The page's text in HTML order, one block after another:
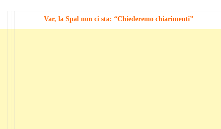
Var, la Spal non ci sta: “Chiederemo chiarimenti”